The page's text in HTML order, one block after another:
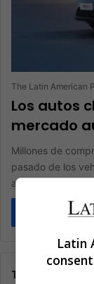
The Latin American
Los autos
mercado
Millones de
pasado de los
a…
Read More »
Tags
Latin